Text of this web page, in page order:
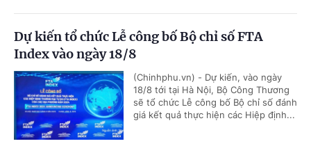
Dự kiến tổ chức Lễ công bố Bộ chỉ số FTA
Index vào ngày 18/8
(Chinhphu.vn) - Dự kiến, vào ngày
18/8 tới tại Hà Nội, Bộ Công Thương
sẽ tổ chức Lễ công bố Bộ chỉ số đánh
giá kết quả thực hiện các Hiệp định...